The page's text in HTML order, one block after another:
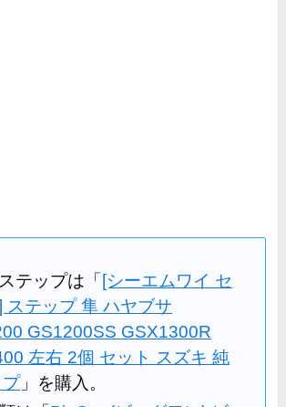
テップは「[シーエムワイ セ
ステップ 隼 ハヤブサ
GS1200SS GSX1300R
左右 2個 セット スズキ 純
」を購入。